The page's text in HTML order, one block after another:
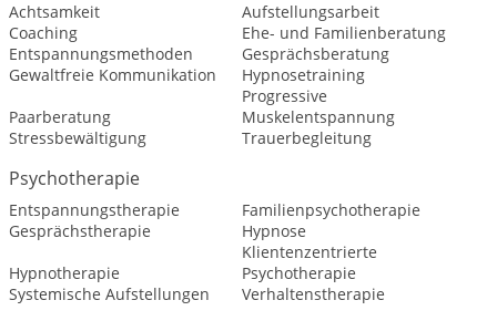
Achtsamkeit
Aufstellungsarbeit
Coaching
Ehe- und Familienberatung
Entspannungsmethoden
Gesprächsberatung
Gewaltfreie Kommunikation
Hypnosetraining
Paarberatung
Progressive
Muskelentspannung
Stressbewältigung
Trauerbegleitung
Psychotherapie
Entspannungstherapie
Familienpsychotherapie
Gesprächstherapie
Hypnose
Hypnotherapie
Klientenzentrierte
Psychotherapie
Systemische Aufstellungen
Verhaltenstherapie